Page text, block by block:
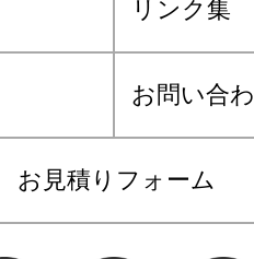
リンク集
お問い合
お見積りフォーム